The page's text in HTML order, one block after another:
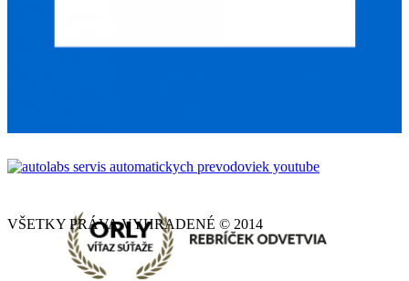
VŠETKY PRÁVA VYHRADENÉ © 2014